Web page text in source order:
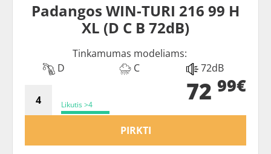
Padangos WIN-TURI 216 99 H
XL (D C B 72dB)
Tinkamumas modeliams:
D
C 72dB
Likutis >4 72 99€
PIRKTI